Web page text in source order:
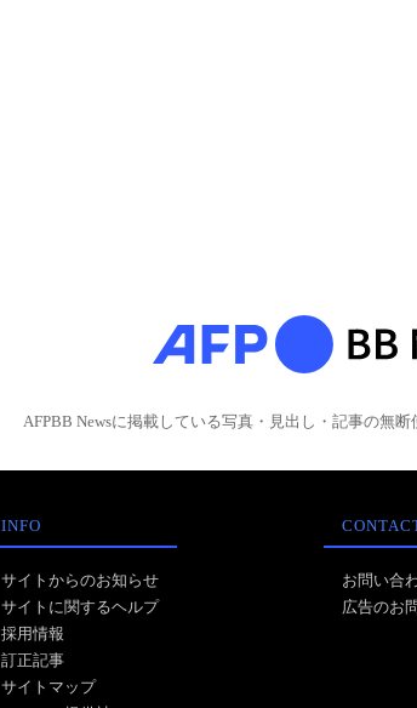
AFPBB Newsに掲載している写真・見出し・記事の無
INFO
サイトからのお知らせ
サイトに関するヘルプ
採用情報
訂正記事
サイトマップ
お問い合
広告のお